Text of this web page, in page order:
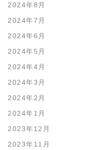
2024年8月
2024年7月
2024年6月
2024年5月
2024年4月
2024年3月
2024年2月
2024年1月
2023年12月
2023年11月